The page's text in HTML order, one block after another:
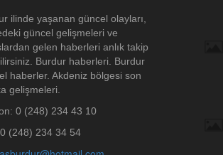
ilinde yaşanan güncel olayları,
güncel gelişmeleri ve
gelen haberleri anlık takip
Burdur haberleri. Burdur
haberler. Akdeniz bölgesi son
gelişmeleri.
0 (248) 234 43 10
(248) 234 34 54